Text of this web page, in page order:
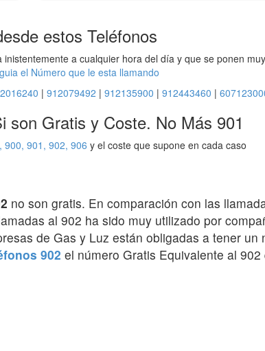
estos Teléfonos
a cualquier hora del día y que se ponen
el Número que le esta llamando
| 912079492 | 912135900 | 912443460 |
son Gratis y Coste. No Más 901
900, 901, 902, 906 y el coste que supone en cada caso
no son gratis. En comparación con las
al 902 ha sido muy utilizado por
de Gas y Luz están obligadas a tener un
902 el número Gratis Equivalente al